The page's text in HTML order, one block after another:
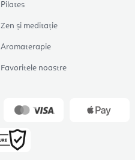
Pilates
Zen și meditație
Aromaterapie
Favoritele noastre